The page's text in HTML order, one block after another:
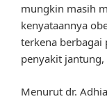
mungkin masih
kenyataannya
terkena berbagai
penyakit jantung,
Menurut dr.